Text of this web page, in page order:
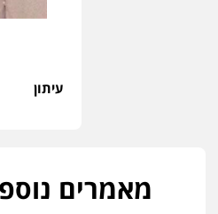
עיתון
מאמרים